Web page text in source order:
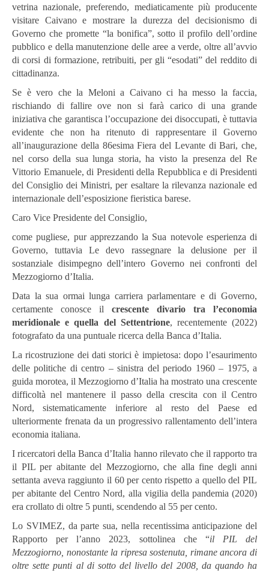
vetrina nazionale, preferendo, mediaticamente più producente
visitare Caivano e mostrare la durezza del decisionismo di
Governo che promette “la bonifica”, sotto il profilo dell’ordine
pubblico e della manutenzione delle aree a verde, oltre all’avvio
di corsi di formazione, retribuiti, per gli “esodati” del reddito di
cittadinanza.
Se è vero che la Meloni a Caivano ci ha messo la faccia,
rischiando di fallire ove non si farà carico di una grande
iniziativa che garantisca l’occupazione dei disoccupati, è tuttavia
evidente che non ha ritenuto di rappresentare il Governo
all’inaugurazione della 86esima Fiera del Levante di Bari, che,
nel corso della sua lunga storia, ha visto la presenza del Re
Vittorio Emanuele, di Presidenti della Repubblica e di Presidenti
del Consiglio dei Ministri, per esaltare la rilevanza nazionale ed
internazionale dell’esposizione fieristica barese.
Caro Vice Presidente del Consiglio,
come pugliese, pur apprezzando la Sua notevole esperienza di
Governo, tuttavia Le devo rassegnare la delusione per il
sostanziale disimpegno dell’intero Governo nei confronti del
Mezzogiorno d’Italia.
Data la sua ormai lunga carriera parlamentare e di Governo,
certamente conosce il crescente divario tra l’economia
meridionale e quella del Settentrione, recentemente (2022)
fotografato da una puntuale ricerca della Banca d’Italia.
La ricostruzione dei dati storici è impietosa: dopo l’esaurimento
delle politiche di centro – sinistra del periodo 1960 – 1975, a
guida morotea, il Mezzogiorno d’Italia ha mostrato una crescente
difficoltà nel mantenere il passo della crescita con il Centro
Nord, sistematicamente inferiore al resto del Paese ed
ulteriormente frenata da un progressivo rallentamento dell’intera
economia italiana.
I ricercatori della Banca d’Italia hanno rilevato che il rapporto tra
il PIL per abitante del Mezzogiorno, che alla fine degli anni
settanta aveva raggiunto il 60 per cento rispetto a quello del PIL
per abitante del Centro Nord, alla vigilia della pandemia (2020)
era crollato di oltre 5 punti, scendendo al 55 per cento.
Lo SVIMEZ, da parte sua, nella recentissima anticipazione del
Rapporto per l’anno 2023, sottolinea che “il PIL del
Mezzogiorno, nonostante la ripresa sostenuta, rimane ancora di
oltre sette punti al di sotto del livello del 2008, da quando ha